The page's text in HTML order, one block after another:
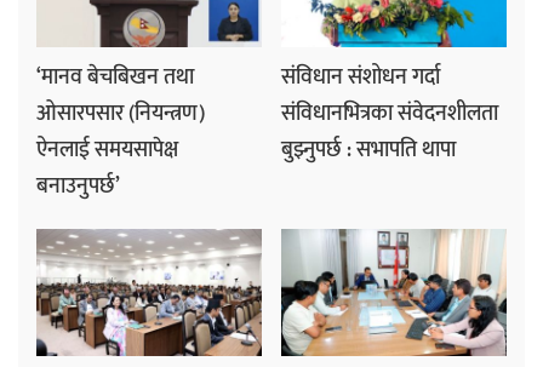
‘मानव बेचबिखन तथा
ओसारपसार (नियन्त्रण)
ऐनलाई समयसापेक्ष
बनाउनुपर्छ’
संविधान संशोधन गर्दा
संविधानभित्रका संवेदनशीलता
बुझ्नुपर्छ : सभापति थापा